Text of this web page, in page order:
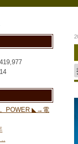
419,977
14
POWER ◣→電